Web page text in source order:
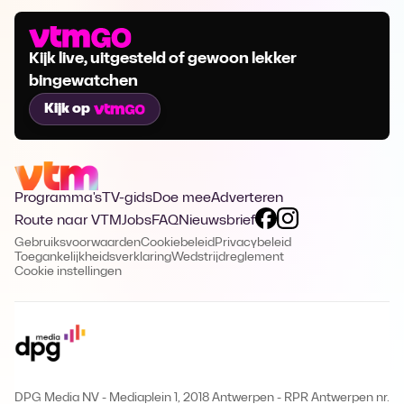
Kijk live, uitgesteld of gewoon lekker
bingewatchen
Kijk op
Programma's TV-gidsDoe meeAdverteren
Route naar VTMJobsFAQNieuwsbrief
GebruiksvoorwaardenCookiebeleid Privacybeleid
ToegankelijkheidsverklaringWedstrijdreglement
Cookie instellingen
DPG Media NV - Mediaplein 1, 2018 Antwerpen - RPR Antwerpen nr.